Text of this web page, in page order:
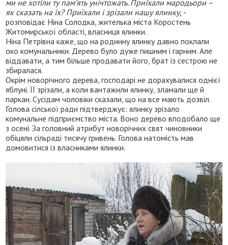
ми не хотіли ту пам’ять унічтожать. Приїхали мародьори –
як сказать на їх? Приїхали і зрізали нашу ялинку, -
розповідає Ніна Солодка, жителька міста Коростень
Житомирської області, власниця ялинки.
Ніна Петрівна каже, що на родинну ялинку давно поклали
око комунальники. Дерево було дуже пишним і гарним. Але
віддавати, а тим більше продавати його, брат із сестрою не
збиралася.
Окрім новорічного дерева, господарі не дорахувалися однієї
яблуні. ЇЇ зрізали, а коли вантажили ялинку, зламали ще й
паркан. Сусідам чоловіки сказали, що на все мають дозвіл.
Голова сілської ради підтверджує: ялинку зрізало
комунальне підприємство міста. Воно дерево вподобало ще
з осені. За головний атрибут новорічних свят чиновники
обіцяли сільраді тисячу гривень. Голова натомість мав
домовитися із власниками ялинки.